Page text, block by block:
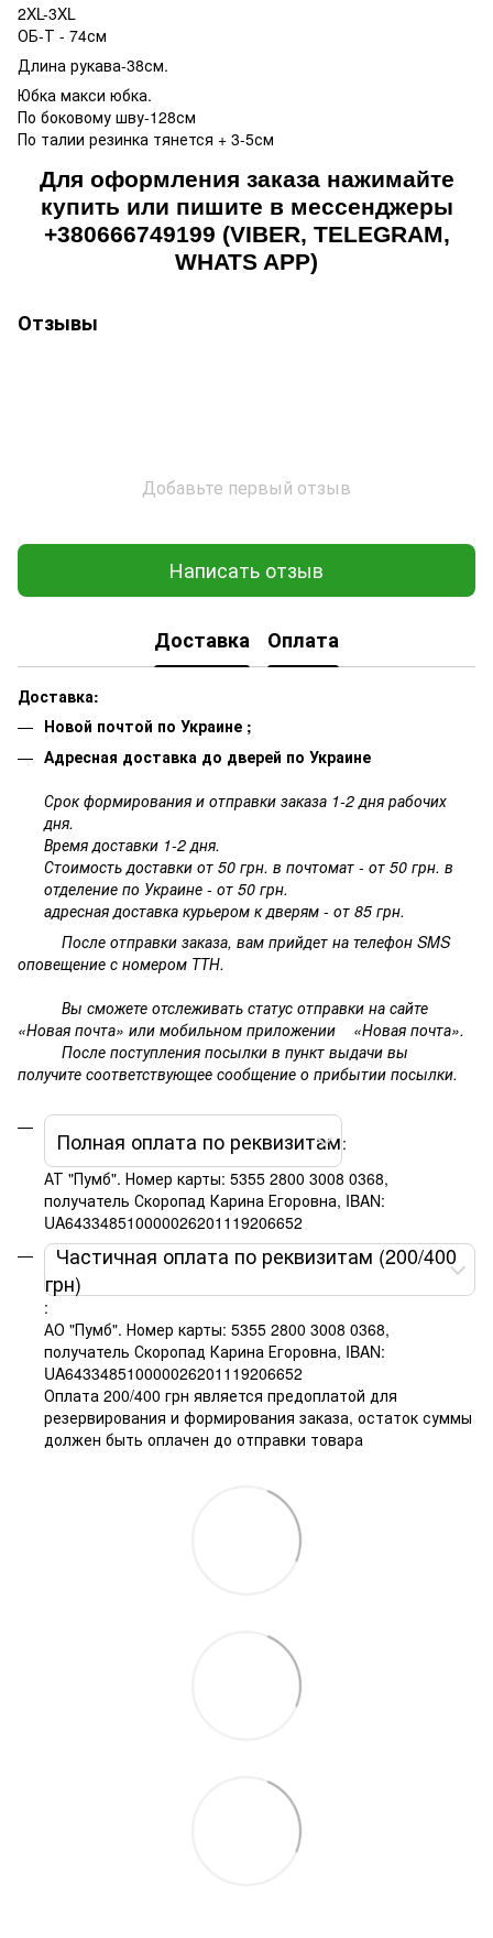
2XL-3XL
ОБ-Т - 74см
Длина рукава-38см.
Юбка макси юбка.
По боковому шву-128см
По талии резинка тянется + 3-5см
Для оформления заказа нажимайте
купить или пишите в мессенджеры
+380666749199 (VIBER, TELEGRAM,
WHATS APP)
Отзывы
Добавьте первый отзыв
Написать отзыв
Доставка Оплата
Доставка:
Новой почтой по Украине ;
Адресная доставка до дверей по Украине
Срок формирования и отправки заказа 1-2 дня рабочих
дня.
Время доставки 1-2 дня.
Стоимость доставки от 50 грн. в почтомат - от 50 грн. в
отделение по Украине - от 50 грн.
адресная доставка курьером к дверям - от 85 грн.
После отправки заказа, вам прийдет на телефон SMS
оповещение с номером ТТН.
Вы сможете отслеживать статус отправки на сайте
«Новая почта» или мобильном приложении «Новая почта».
После поступления посылки в пункт выдачи вы
получите соответствующее сообщение о прибытии посылки.
Полная оплата по реквизитам:
АТ "Пумб". Номер карты: 5355 2800 3008 0368,
получатель Скоропад Карина Егоровна, IBAN:
UA643348510000026201119206652
Частичная оплата по реквизитам (200/400
грн)
:
АО "Пумб". Номер карты: 5355 2800 3008 0368,
получатель Скоропад Карина Егоровна, IBAN:
UA643348510000026201119206652
Оплата 200/400 грн является предоплатой для
резервирования и формирования заказа, остаток суммы
должен быть оплачен до отправки товара